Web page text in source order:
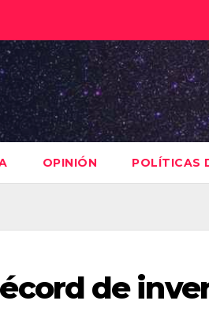
OPINIÓN POLÍTICAS
de